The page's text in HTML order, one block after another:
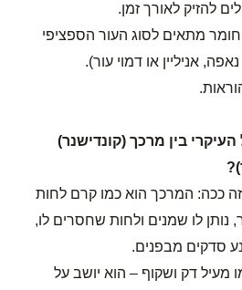
להזיק לאורך זמן.
מתאים לסוג העור הספציפי
אניליין או דמוי עור).
בין מרכך (קונדישנר)
ככה: המרכך הוא כמו קרם לחות
נותן לו שמנים ולחות שחסרים לו,
סדקים מבפנים.
מעיל דק ושקוף – הוא יושב על